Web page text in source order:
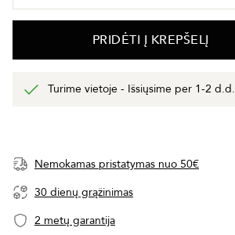
PRIDĖTI Į KREPŠELĮ
Turime vietoje - Išsiųsime per 1-2 d.d.
Nemokamas pristatymas nuo 50€
30 dienų grąžinimas
2 metų garantija